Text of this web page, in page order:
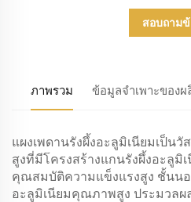
สอบถาม
ภาพรวม ข้อมูลจำเพาะของ
แผงเพดานรังผึ้งอะลูมิเนียมเป็น
สูงที่มีโครงสร้างแกนรังผึ้งอะลูมิ
คุณสมบัติความแข็งแรงสูง ชั้นน
อะลูมิเนียมคุณภาพสูง ประมวลผ